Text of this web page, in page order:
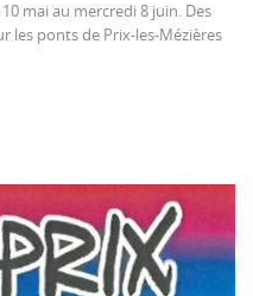
mai au mercredi 8 juin. Des
les ponts de Prix-les-Mézières